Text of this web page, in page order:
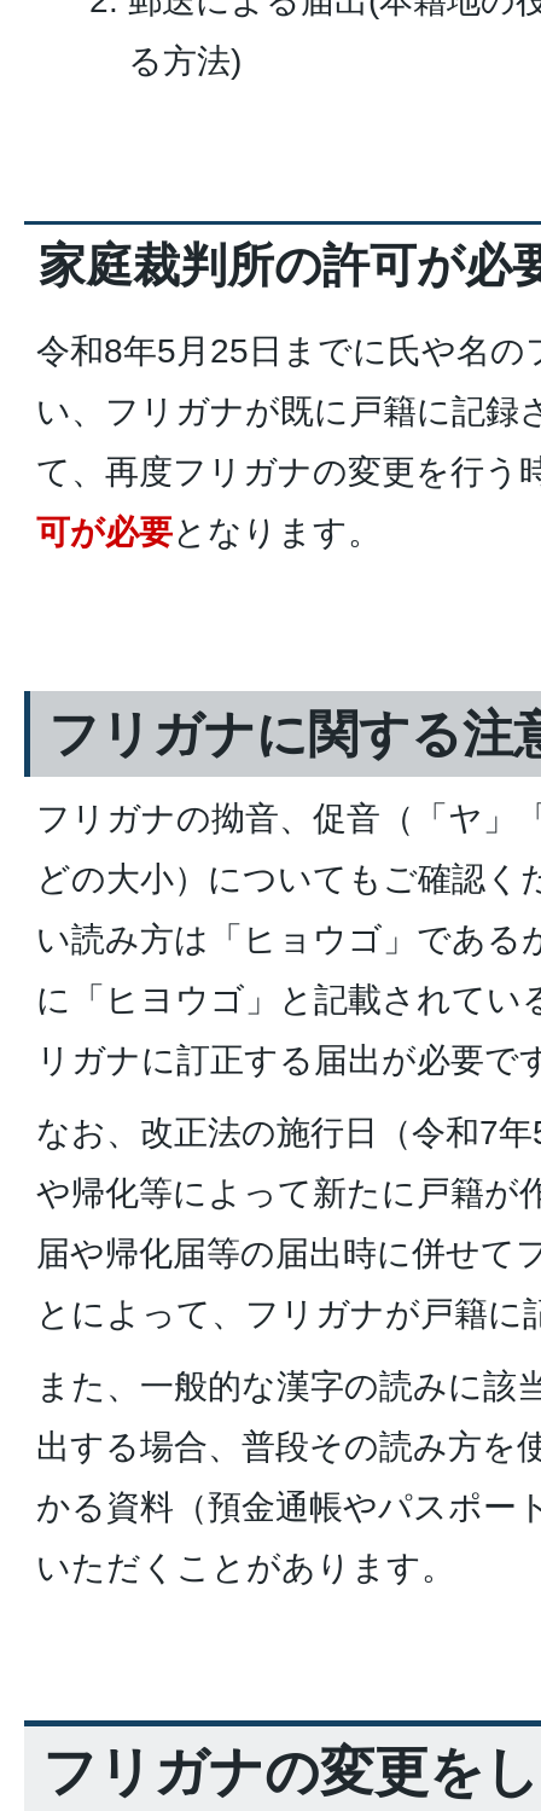
る方法)
家庭裁判所の許可が必
令和8年5月25日までに氏や名の
い、フリガナが既に戸籍に記録
て、再度フリガナの変更を行う
可が必要となります。
フリガナに関する注
フリガナの拗音、促音（「ヤ」
どの大小）についてもご確認く
い読み方は「ヒョウゴ」である
に「ヒヨウゴ」と記載されてい
リガナに訂正する届出が必要で
なお、改正法の施行日（令和7
や帰化等によって新たに戸籍が
届や帰化届等の届出時に併せて
とによって、フリガナが戸籍に
また、一般的な漢字の読みに該
出する場合、普段その読み方を
かる資料（預金通帳やパスポー
いただくことがあります。
フリガナの変更を